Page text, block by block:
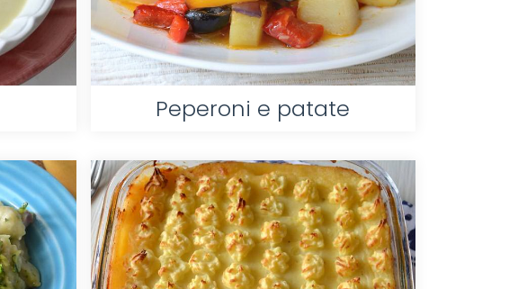
Peperoni e patate